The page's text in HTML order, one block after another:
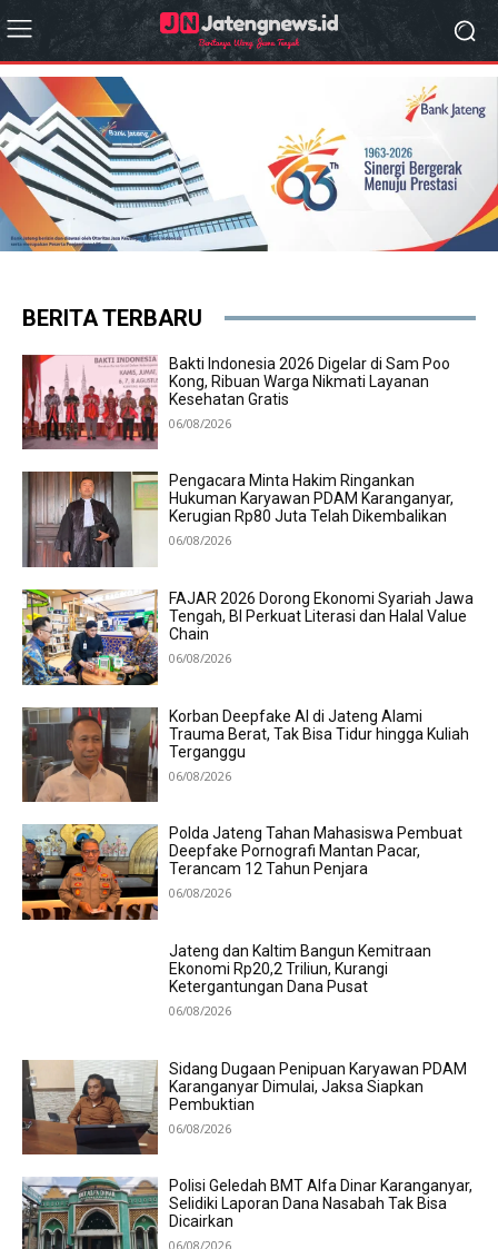
BERITA TERBARU
Bakti Indonesia 2026 Digelar di Sam Poo
Kong, Ribuan Warga Nikmati Layanan
Kesehatan Gratis
06/08/2026
Pengacara Minta Hakim Ringankan
Hukuman Karyawan PDAM Karanganyar,
Kerugian Rp80 Juta Telah Dikembalikan
06/08/2026
FAJAR 2026 Dorong Ekonomi Syariah Jawa
Tengah, BI Perkuat Literasi dan Halal Value
Chain
06/08/2026
Korban Deepfake AI di Jateng Alami
Trauma Berat, Tak Bisa Tidur hingga Kuliah
Terganggu
06/08/2026
Polda Jateng Tahan Mahasiswa Pembuat
Deepfake Pornografi Mantan Pacar,
Terancam 12 Tahun Penjara
06/08/2026
Jateng dan Kaltim Bangun Kemitraan
Ekonomi Rp20,2 Triliun, Kurangi
Ketergantungan Dana Pusat
06/08/2026
Sidang Dugaan Penipuan Karyawan PDAM
Karanganyar Dimulai, Jaksa Siapkan
Pembuktian
06/08/2026
Polisi Geledah BMT Alfa Dinar Karanganyar,
Selidiki Laporan Dana Nasabah Tak Bisa
Dicairkan
06/08/2026